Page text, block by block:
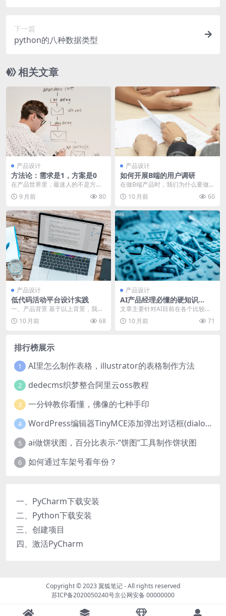
下一篇
python的八种数据类型
相关文章
产品设计
方法论：需求是1，方案是0
在产品世界里，最迷人的不是方案
的精巧，而是那个被精准洞察的“问
题本质”。这篇文章...
9 月前 80
产品设计
如何开展B端的用户调研
在做B端产品时，我们为什么要做用
户研究，价值又在哪里？与C端的用
户研究又什么不同...
10 月前 60
产品设计
低代码活动平台设计实践
一、产品背景 基于以上背景，我们
开始探索设计一个以自由搭建能力
为核心的活动平台，...
10 月前 68
产品设计
AI产品经理必懂的硬知识
（一）：应用领域篇
文章主要针对AI目前在各个比较热
门领域的应用现状展开了梳理与分
析，包含：计算机视...
10 月前 71
排行榜展示
1 AI里怎么制作表格，illustrator的表格制作方法
2 dedecms织梦整合阿里云oss教程
3 一分钟教你看懂，佛像的七种手印
4 WordPress编辑器TinyMCE添加弹出对话框(dialog)按钮的方法
5 ai做饼状图，百分比表示-“饼图”工具制作饼状图
6 如何通过车架号看年份？
一、PyCharm下载安装
二、Python下载安装
三、创建项目
四、激活PyCharm
Copyright © 2023翼狐笔记- All rights reserved
苏ICP备2020050240号京公网安备 00000000